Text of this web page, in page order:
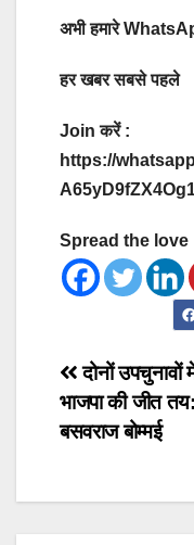
अभी हमारे
हर खबर सबसे पहले
Join करें :
https://
Spread the love
Post
दोनों उपचुनावों
भाजपा की जीत तय:
बसवराज बोम्मई